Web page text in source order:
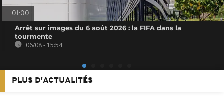
01:00
Arrêt sur images du 6 août 2026 : la FIFA dans la
tourmente
06/08 - 15:54
PLUS D'ACTUALITÉS